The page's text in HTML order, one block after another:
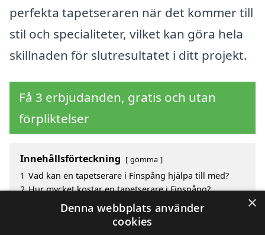
perfekta tapetseraren när det kommer till
stil och specialiteter, vilket kan göra hela
skillnaden för slutresultatet i ditt projekt.
Få 3 erbjudanden, gratis och utan
förpliktelser
Innehållsförteckning gömma
1 Vad kan en tapetserare i Finspång hjälpa till med?
2 Hur mycket kostar en tapetserare i Finspång?
Fördelar med att välja tapetserare i Finspång
Sök efter en skicklig tapetserare i de omgivande
×
Denna webbplats använder
cookies